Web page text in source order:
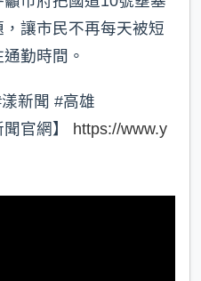
讓市民不再每天被短
勤時間。
新聞 #高雄
官網】 https://www.y